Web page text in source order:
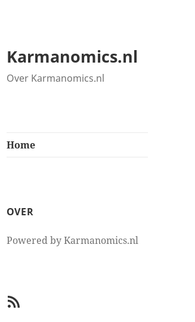
Karmanomics.nl
Over Karmanomics.nl
Home
OVER
Powered by Karmanomics.nl
RSS